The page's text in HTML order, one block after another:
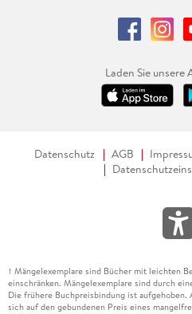
Laden Sie unsere
Datenschutz AGB
1 Mängelexemplare sind Bücher mit leichten
einschränken. Mängelexemplare sind durch
Die frühere Buchpreisbindung ist aufgehoben.
sich auf den gebundenen Preis eines